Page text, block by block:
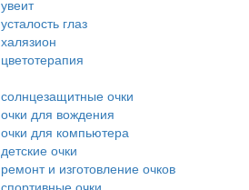
увеит
усталость глаз
халязион
цветотерапия
солнцезащитные очки
очки для вождения
очки для компьютера
детские очки
ремонт и изготовление очков